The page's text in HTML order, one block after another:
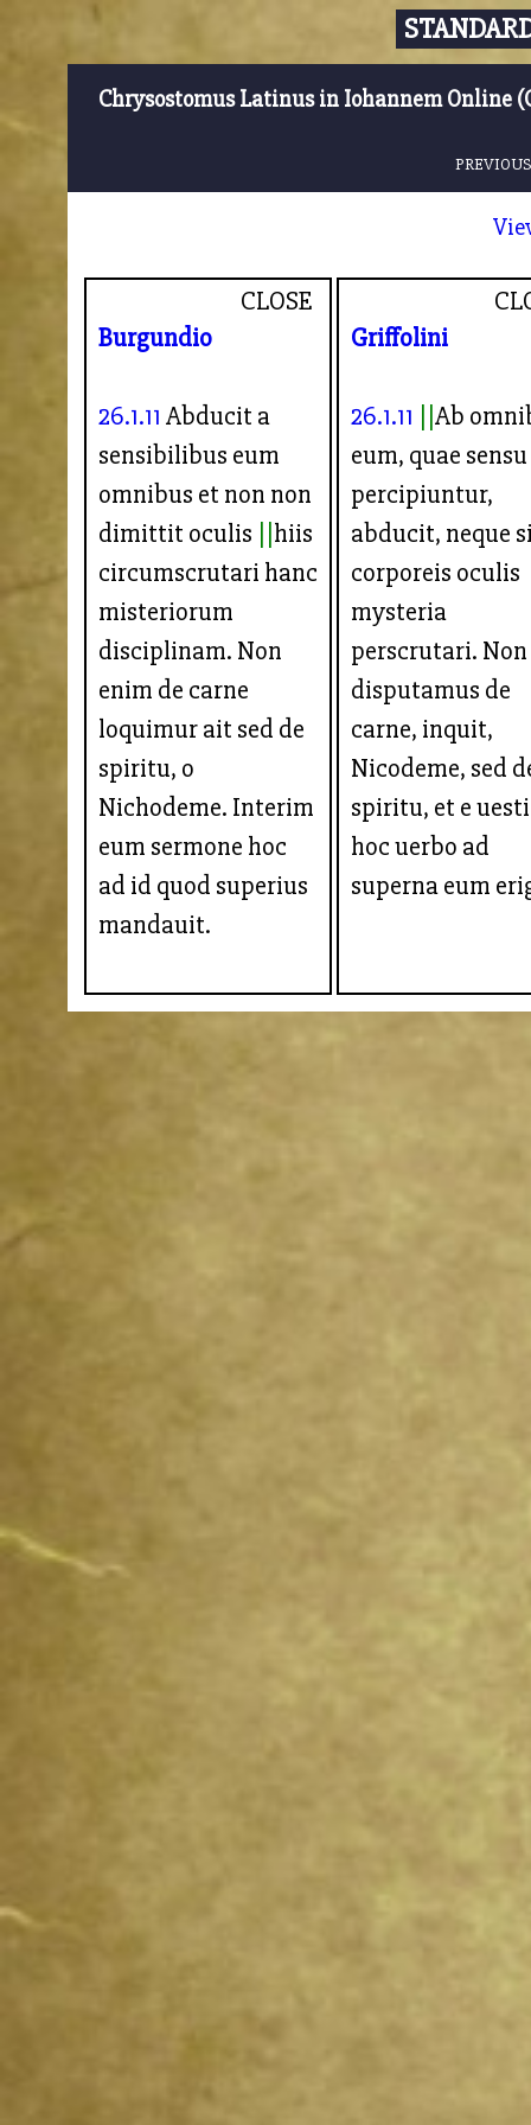
Chrysostomus Latinus in Iohannem Online
CLOSE
Burgundio
26.1.11 Abducit a
sensibilibus eum
omnibus et non non
dimittit oculis
hiis
circumscrutari hanc
misteriorum
disciplinam. Non
enim de carne
loquimur ait sed de
spiritu, o
Nichodeme. Interim
eum sermone hoc
ad id quod superius
mandauit.
Griffolini
26.1.11
Ab
eum, quae sensu
percipiuntur,
abducit, neque
corporeis oculis
mysteria
perscrutari. Non
disputamus de
carne, inquit,
Nicodeme, sed
spiritu, et e
hoc uerbo ad
superna eum